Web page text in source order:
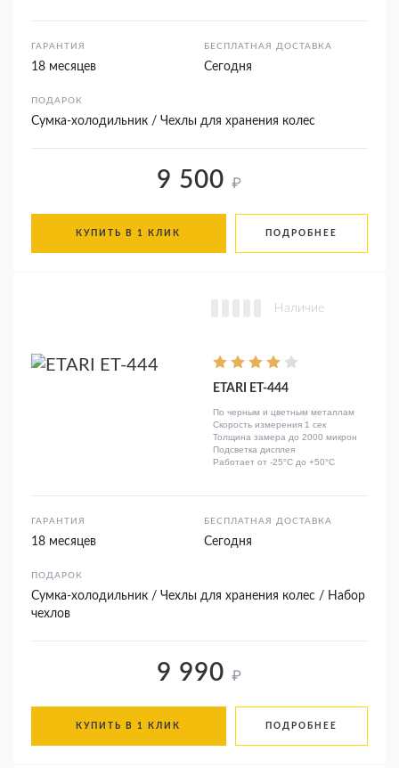
ГАРАНТИЯ
18 месяцев
БЕСПЛАТНАЯ ДОСТАВКА
Сегодня
ПОДАРОК
Сумка-холодильник / Чехлы для хранения колес
9 500 ₽
КУПИТЬ В 1 КЛИК ПОДРОБНЕЕ
Наличие
ETARI ЕТ-444
По черным и цветным металлам
Скорость измерения 1 сек
Толщина замера до 2000 микрон
Подсветка дисплея
Работает от -25°C до +50°C
ГАРАНТИЯ
18 месяцев
БЕСПЛАТНАЯ ДОСТАВКА
Сегодня
ПОДАРОК
Сумка-холодильник / Чехлы для хранения колес / Набор
чехлов
9 990 ₽
КУПИТЬ В 1 КЛИК ПОДРОБНЕЕ